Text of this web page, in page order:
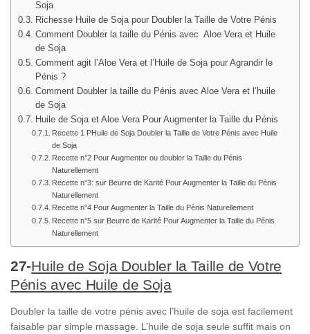
Soja
Richesse Huile de Soja pour Doubler la Taille de Votre Pénis
Comment Doubler la taille du Pénis avec Aloe Vera et Huile
de Soja
Comment agit l’Aloe Vera et l’Huile de Soja pour Agrandir le
Pénis ?
Comment Doubler la taille du Pénis avec Aloe Vera et l’huile
de Soja
Huile de Soja et Aloe Vera Pour Augmenter la Taille du Pénis
Recette 1 PHuile de Soja Doubler la Taille de Votre Pénis avec Huile
de Soja
Recette n°2 Pour Augmenter ou doubler la Taille du Pénis
Naturellement
Recette n°3: sur Beurre de Karité Pour Augmenter la Taille du Pénis
Naturellement
Recette n°4 Pour Augmenter la Taille du Pénis Naturellement
Recette n°5 sur Beurre de Karité Pour Augmenter la Taille du Pénis
Naturellement
27-Huile de Soja Doubler la Taille de Votre
Pénis avec Huile de Soja
Doubler la taille de votre pénis avec l’huile de soja est facilement
faisable par simple massage. L’huile de soja seule suffit mais on